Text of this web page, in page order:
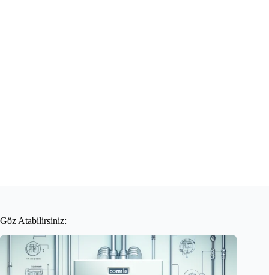
Göz Atabilirsiniz: